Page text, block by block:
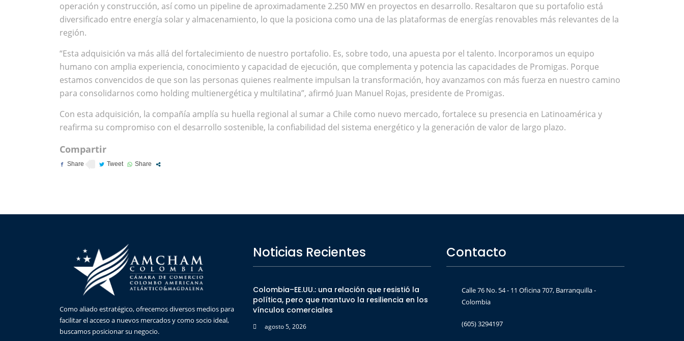
operación y construcción, así como un pipeline de aproximadamente 2.250 MW en proyectos en desarrollo. Resaltaron que su portafolio está
diversificado entre energía solar y almacenamiento, lo que la posiciona como una de las plataformas de energías renovables más relevantes de la
región.
“Esta adquisición va más allá del fortalecimiento de nuestro portafolio. Es, sobre todo, una apuesta por el talento. Incorporamos un equipo
humano con amplia experiencia, conocimiento y capacidad de ejecución, que complementa y potencia las capacidades de Promigas. Porque
estamos convencidos de que son las personas quienes realmente impulsan la transformación, hoy avanzamos con más fuerza en nuestro camino
para consolidarnos como holding multienergética y multilatina”, afirmó Juan Manuel Rojas, presidente de Promigas.
Con esta adquisición, la compañía amplía su huella regional al sumar a Chile como nuevo mercado, fortalece su presencia en Latinoamérica y
reafirma su compromiso con el desarrollo sostenible, la confiabilidad del sistema energético y la generación de valor de largo plazo.
Compartir
Como aliado estratégico, ofrecemos diversos medios para
facilitar el acceso a nuevos mercados y como socio ideal,
buscamos posicionar su negocio.
Noticias Recientes
Colombia–EE.UU.: una relación que resistió la
política, pero que mantuvo la resiliencia en los
vínculos comerciales
agosto 5, 2026
Contacto
Calle 76 No. 54 - 11 Oficina 707, Barranquilla -
Colombia
(605) 3294197